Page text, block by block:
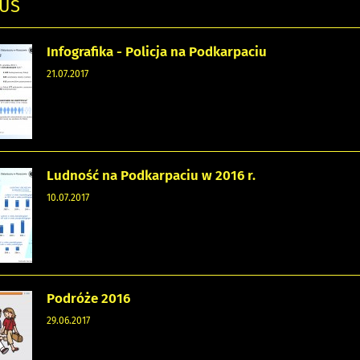
Infografika - Policja na Podkarpaciu
21.07.2017
Ludność na Podkarpaciu w 2016 r.
10.07.2017
Podróże 2016
29.06.2017